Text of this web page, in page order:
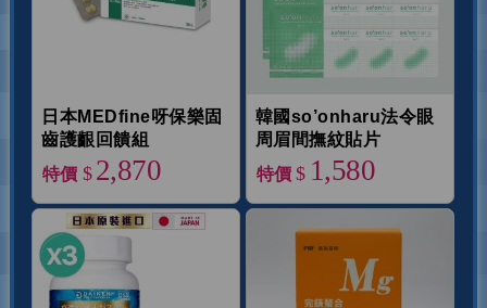
日本MEDfine呀保樂固
齒護齦回饋組
特價 $ 2,870
韓國so’onharu法令眼
周眉間撫紋貼片
特價 $ 1,580